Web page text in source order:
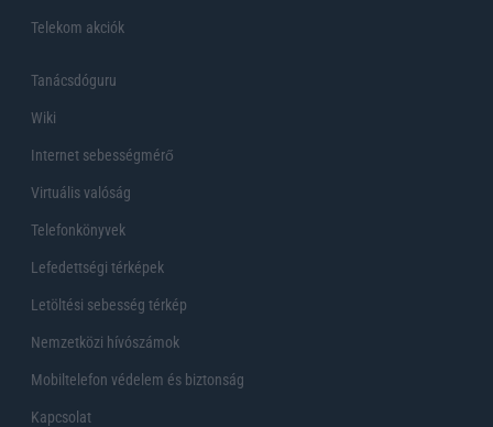
Telekom akciók
Tanácsdóguru
Wiki
Internet sebességmérő
Virtuális valóság
Telefonkönyvek
Lefedettségi térképek
Letöltési sebesség térkép
Nemzetközi hívószámok
Mobiltelefon védelem és biztonság
Kapcsolat